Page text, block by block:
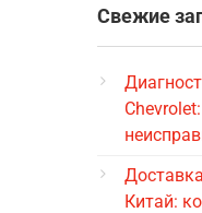
Свежие
Китай: